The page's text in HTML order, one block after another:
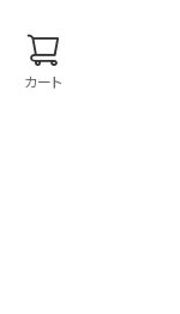
カート